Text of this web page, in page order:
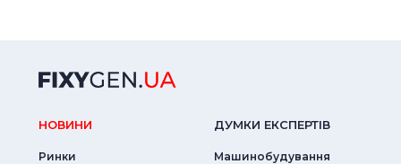
НОВИНИ
Ринки
ДУМКИ ЕКСПЕРТIВ
Машинобудування